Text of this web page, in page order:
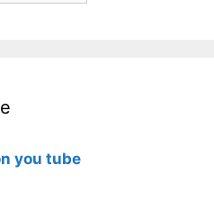
you tube